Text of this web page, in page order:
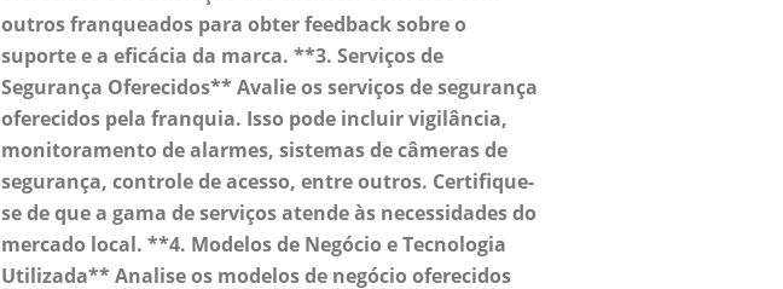
outros franqueados para obter feedback sobre o
suporte e a eficácia da marca. **3. Serviços de
Segurança Oferecidos** Avalie os serviços de segurança
oferecidos pela franquia. Isso pode incluir vigilância,
monitoramento de alarmes, sistemas de câmeras de
segurança, controle de acesso, entre outros. Certifique-
se de que a gama de serviços atende às necessidades do
mercado local. **4. Modelos de Negócio e Tecnologia
Utilizada** Analise os modelos de negócio oferecidos